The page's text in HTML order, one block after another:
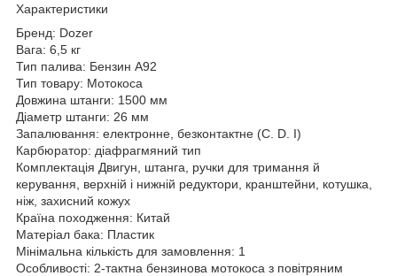
Характеристики
Бренд: Dozer
Вага: 6,5 кг
Тип палива: Бензин А92
Тип товару: Мотокоса
Довжина штанги: 1500 мм
Діаметр штанги: 26 мм
Запалювання: електронне, безконтактне (С. D. I)
Карбюратор: діафрагмяний тип
Комплектація Двигун, штанга, ручки для тримання й
керування, верхній і нижній редуктори, кранштейни, котушка,
ніж, захисний кожух
Країна походження: Китай
Матеріал бака: Пластик
Мінімальна кількість для замовлення: 1
Особливості: 2-тактна бензинова мотокоса з повітряним